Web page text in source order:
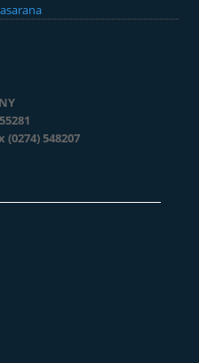
(0274) 548207